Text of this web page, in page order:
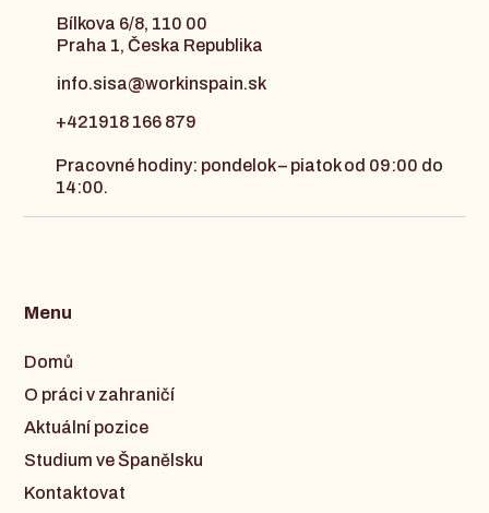
Bílkova 6/8, 110 00
Praha 1, Česka Republika
info.sisa@workinspain.sk
+421918 166 879
Pracovné hodiny: pondelok – piatok od 09:00 do
14:00.
Menu
Domů
O práci v zahraničí
Aktuální pozice
Studium ve Španělsku
Kontaktovat